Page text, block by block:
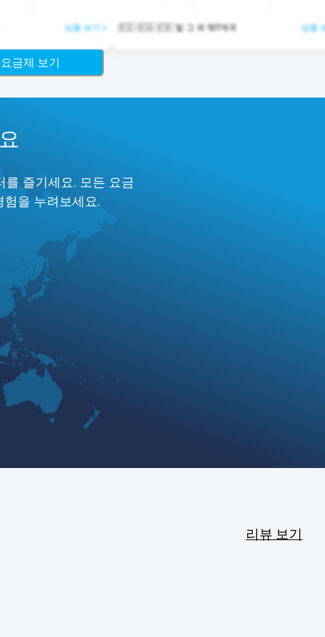
상품 보기 > 🇪🇨 🇪🇬 🇪🇪 및 그 외 127개국 상품
금제 보기
즐기세요. 모든 요금
을 누려보세요.
리뷰 보기